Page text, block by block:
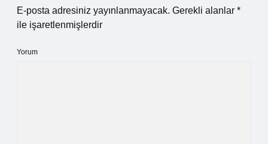
E-posta adresiniz yayınlanmayacak. Gerekli alanlar *
ile işaretlenmişlerdir
Yorum